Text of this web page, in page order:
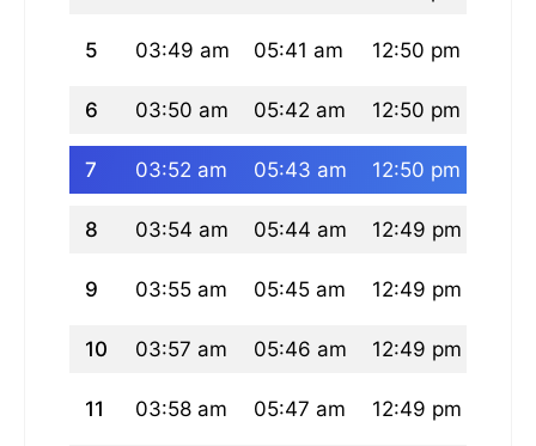
5 03:49 am 05:41 am 12:50 pm
6 03:50 am 05:42 am 12:50 pm
7 03:52 am 05:43 am 12:50 pm
8 03:54 am 05:44 am 12:49 pm
9 03:55 am 05:45 am 12:49 pm
10 03:57 am 05:46 am 12:49 pm
11 03:58 am 05:47 am 12:49 pm